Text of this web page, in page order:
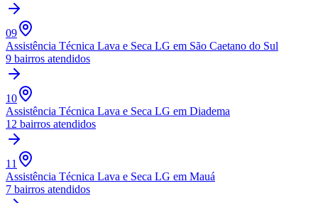
09
Assistência Técnica Lava e Seca LG em São Caetano do Sul
9 bairros atendidos
10
Assistência Técnica Lava e Seca LG em Diadema
12 bairros atendidos
11
Assistência Técnica Lava e Seca LG em Mauá
7 bairros atendidos